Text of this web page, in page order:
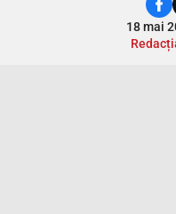
18 mai